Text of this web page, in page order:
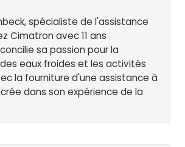
spécialiste de l'assistance
Cimatron avec 11 ans
sa passion pour la
eaux froides et les activités
la fourniture d'une assistance à
dans son expérience de la